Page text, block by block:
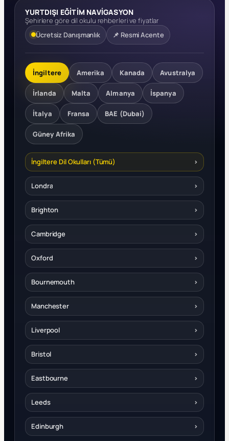
YURTDIŞI EĞİTİM NAVİGASYON
Şehirlere göre dil okulu rehberleri ve fiyatlar
Ücretsiz Danışmanlık
📌 Resmi Acente
İngiltere Amerika Kanada Avustralya
İrlanda Malta Almanya İspanya
İtalya Fransa BAE (Dubai)
Güney Afrika
İngiltere Dil Okulları (Tümü) ›
Londra ›
Brighton ›
Cambridge ›
Oxford ›
Bournemouth ›
Manchester ›
Liverpool ›
Bristol ›
Eastbourne ›
Leeds ›
Edinburgh ›